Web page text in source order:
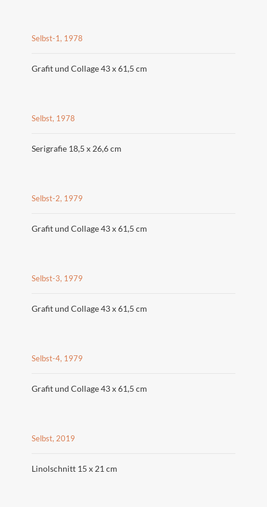
Selbst-1, 1978
Grafit und Collage 43 x 61,5 cm
Selbst, 1978
Serigrafie 18,5 x 26,6 cm
Selbst-2, 1979
Grafit und Collage 43 x 61,5 cm
Selbst-3, 1979
Grafit und Collage 43 x 61,5 cm
Selbst-4, 1979
Grafit und Collage 43 x 61,5 cm
Selbst, 2019
Linolschnitt 15 x 21 cm